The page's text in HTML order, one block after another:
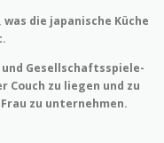
die japanische Küche
Gesellschaftsspiele-
Couch zu liegen und zu
zu unternehmen.